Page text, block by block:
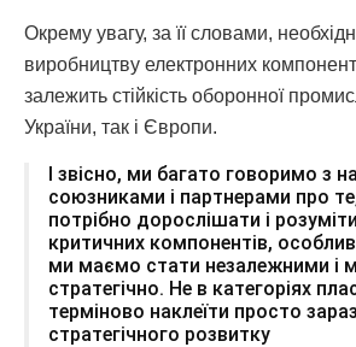
Окрему увагу, за її словами,
виробництву електронних
залежить стійкість оборонної
України, так і Європи.
І звісно, ми багато говоримо з
союзниками і партнерами про
потрібно дорослішати і
критичних компонентів,
ми маємо стати незалежними і
стратегічно. Не в категоріях
терміново наклеїти просто
стратегічного розвитку